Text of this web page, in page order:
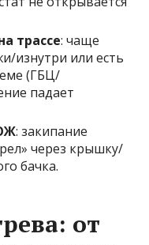
трассе: чаще
изнутри или есть
(ГБЦ/
падает
: закипание
через крышку/
бачка.
от